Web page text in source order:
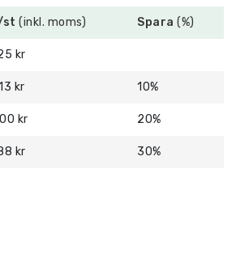
st (inkl. moms) Spara (%)
kr
kr 10%
kr 20%
kr 30%